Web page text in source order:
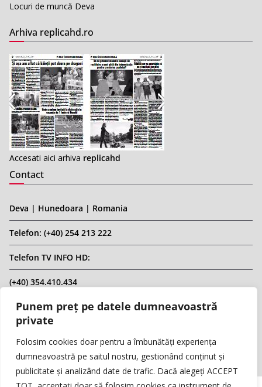
Punem preț pe datele dumneavoastră
private
Folosim cookies doar pentru a îmbunătăți experiența
dumneavoastră pe saitul nostru, gestionând conținut și
publicitate și analizând date de trafic. Dacă alegeți ACCEPT
Locuri de muncă Deva
Arhiva replicahd.ro
Accesati aici arhiva replicahd
Contact
Deva | Hunedoara | Romania
Telefon: (+40) 254 213 222
Telefon TV INFO HD:
(+40) 354.410.434
Email: infohd20@gmail.com
Website: www.replicahd.ro